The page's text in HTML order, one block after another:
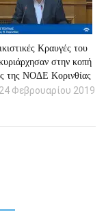
Κραυγές του
στην κοπή
της ΝΟΔΕ Κορινθίας
24 Φεβρουαρίου 2019